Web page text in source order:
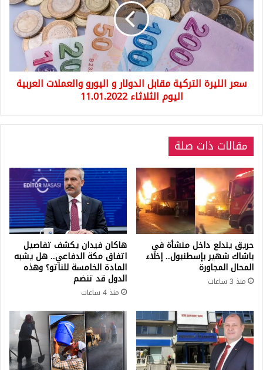
مقابل
الدولار
و
اليورو
العربية
اليوم
سعر الليرة التركية مقابل الدولار و اليورو والعملات العربية
اليوم الثلاثاء 11.01.2022
مقالات ذات صلة
حريق يندلع داخل منشأة في
باشاك شهير بإسطنبول.. إخلاء
المحال المجاورة
منذ 3 ساعات
هاكان فيدان يكشف تفاصيل
اتفاق مكة الدفاعي.. هل يشبه
المادة الخامسة للناتو؟ وهذه
الدول قد تنضم
منذ 4 ساعات